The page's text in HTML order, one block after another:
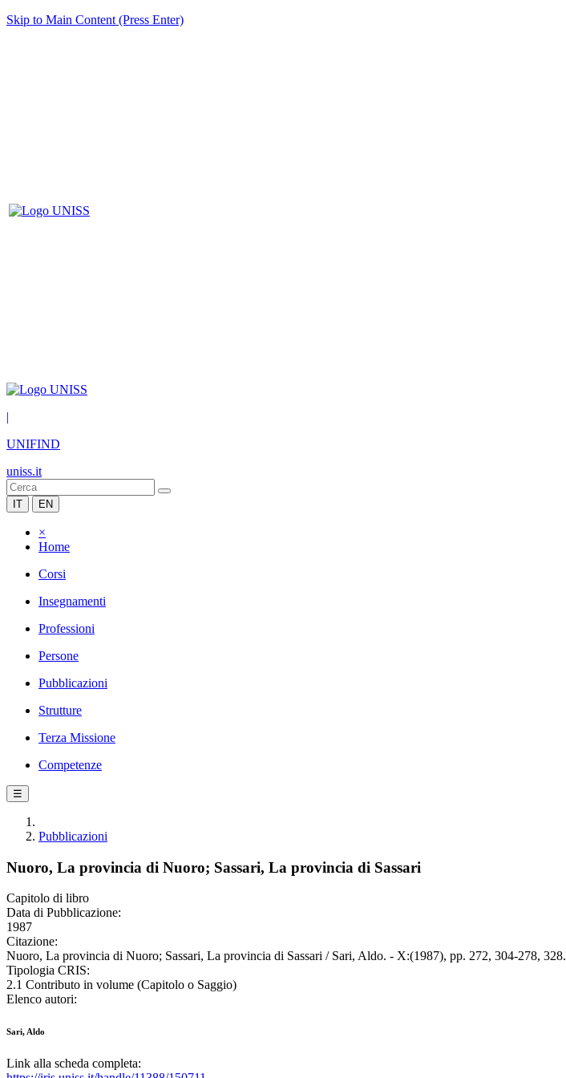
Skip to Main Content (Press Enter)
|
UNIFIND
uniss.it
IT EN
×
Home
Corsi
Insegnamenti
Professioni
Persone
Pubblicazioni
Strutture
Terza Missione
Competenze
☰
Pubblicazioni
Nuoro, La provincia di Nuoro; Sassari, La provincia di Sassari
Capitolo di libro
Data di Pubblicazione:
1987
Citazione:
Nuoro, La provincia di Nuoro; Sassari, La provincia di Sassari / Sari, Aldo. - X:(1987), pp. 272, 304-278, 328.
Tipologia CRIS:
2.1 Contributo in volume (Capitolo o Saggio)
Elenco autori:
Sari, Aldo
Link alla scheda completa: